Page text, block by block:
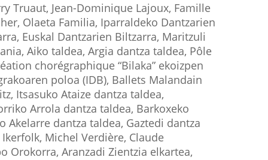
Truaut, Jean-Dominique Lajoux, Famille
Olaeta Familia, Iparraldeko Dantzarien
Euskal Dantzarien Biltzarra, Maritzuli
Aiko taldea, Argia dantza taldea, Pôle
chorégraphique “Bilaka” ekoizpen
poloa (IDB), Ballets Malandain
Itsasuko Ataize dantza taldea,
Arrola dantza taldea, Barkoxeko
Akelarre dantza taldea, Gaztedi dantza
Michel Verdière, Claude
Orokorra, Aranzadi Zientzia elkartea,